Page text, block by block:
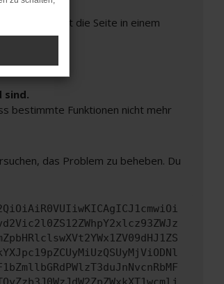
Funktioniert die Seite in einem
sind.
bestimmte Funktionen nicht mehr
das Problem zu beheben. Du